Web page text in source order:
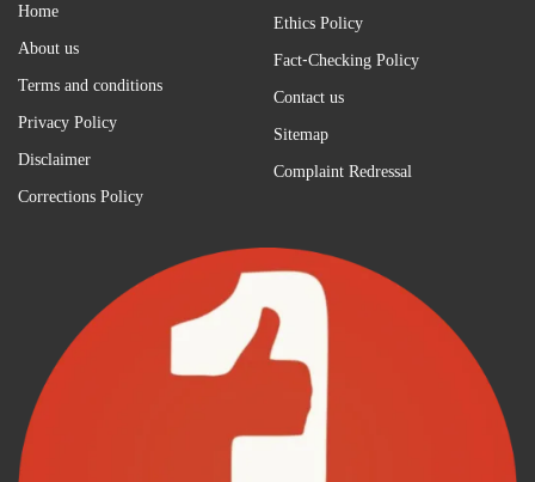
Home
About us
Terms and conditions
Privacy Policy
Disclaimer
Corrections Policy
Ethics Policy
Fact-Checking Policy
Contact us
Sitemap
Complaint Redressal